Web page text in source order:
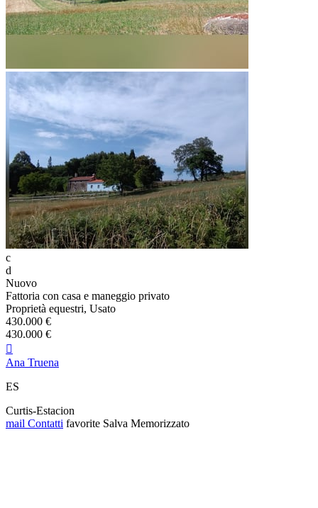
c
d
Nuovo
Fattoria con casa e maneggio privato
Proprietà equestri, Usato
430.000 €
430.000 €

Ana Truena
ES
Curtis-Estacion
mail Contatti favorite Salva Memorizzato